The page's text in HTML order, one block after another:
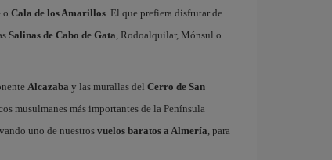
o Cala de los Amarillos. El que prefiera disfrutar de
Salinas de Cabo de Gata, Rodoalquilar, Mónsul o
Alcazaba y las murallas del Cerro de San
musulmanes más importantes de la Península
uno de nuestros vuelos baratos a Almería, para